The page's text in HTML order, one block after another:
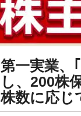
第一実業、
し、200株
株数に応じ